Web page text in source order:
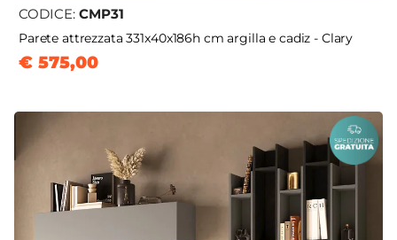
CODICE: CMP31
Parete attrezzata 331x40x186h cm argilla e cadiz - Clary
€ 575,00